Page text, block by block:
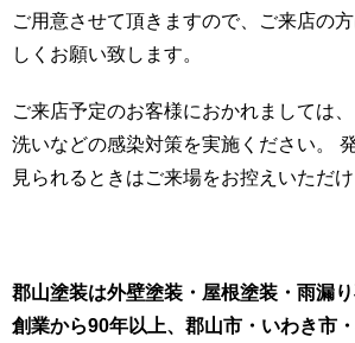
ご用意させて頂きますので、ご来店の
しくお願い致します。
ご来店予定のお客様におかれましては
洗いなどの感染対策を実施ください。
見られるときはご来場をお控えいただけ
郡山塗装は外壁塗装・屋根塗装・雨漏り
創業から90年以上、郡山市・いわき市